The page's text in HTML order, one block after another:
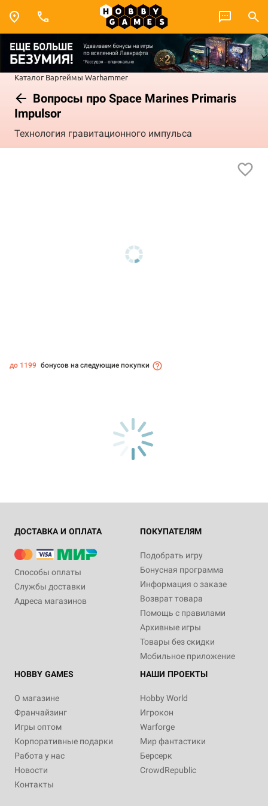
Каталог Варгеймы Warhammer
Вопросы про Space Marines Primaris
Impulsor
Технология гравитационного импульса
до 1199 бонусов на следующие покупки
ДОСТАВКА И ОПЛАТА
Способы оплаты
Службы доставки
Адреса магазинов
ПОКУПАТЕЛЯМ
Подобрать игру
Бонусная программа
Информация о заказе
Возврат товара
Помощь с правилами
Архивные игры
Товары без скидки
Мобильное приложение
HOBBY GAMES
О магазине
Франчайзинг
Игры оптом
Корпоративные подарки
Работа у нас
Новости
Контакты
НАШИ ПРОЕКТЫ
Hobby World
Игрокон
Warforge
Мир фантастики
Берсерк
CrowdRepublic